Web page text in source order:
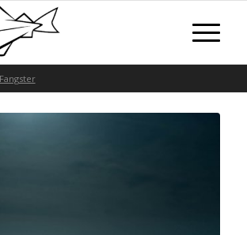
Fangster